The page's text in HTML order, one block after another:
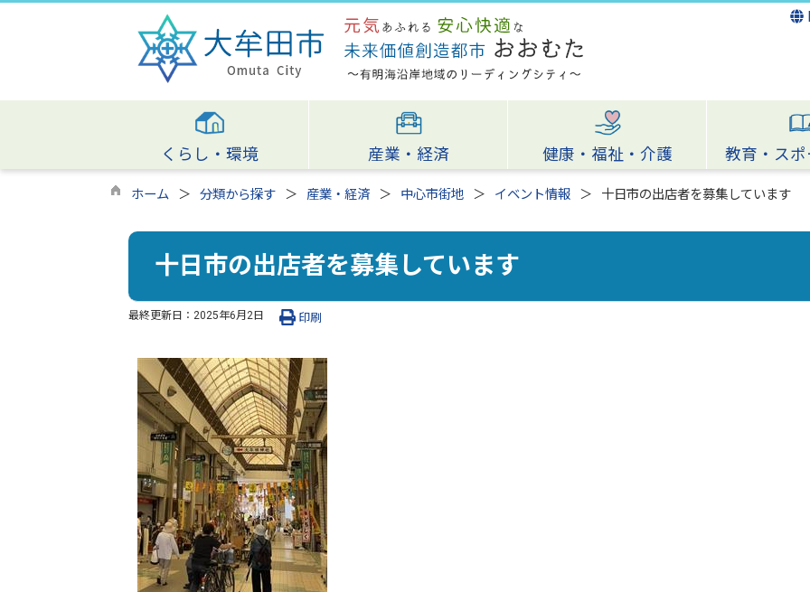
くらし・環境 産業・経済 健康・福祉・介護 教育・ス
ホーム 分類から探す 産業・経済 中心市街地 イベント情報 十日市の出店者を募集しています
十日市の出店者を募集しています
最終更新日： 2025年6月2日 印刷